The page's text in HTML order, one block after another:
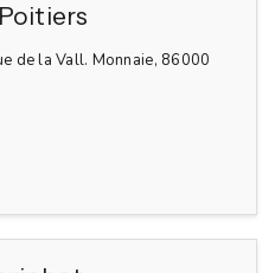
de la Vall. Monnaie, 86000